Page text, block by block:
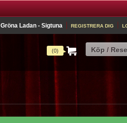
Gröna Ladan - Sigtuna REGISTRERA DIG
(0)